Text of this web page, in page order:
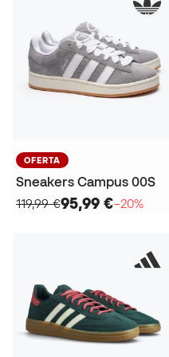
OFERTA
Sneakers Campus 00S
119,99 €95,99 €−20%